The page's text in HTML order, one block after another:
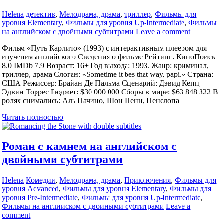
Helena детектив,Мелодрама, драма,триллер,Фильмы для
уровня Elementary,Фильмы для уровня Up-Intermediate,Фильмы
на английском с двойными субтитрами Leave a comment
Фильм «Путь Карлито» (1993) с интерактивным плеером для
изучения английского Сведения о фильме Рейтинг: КиноПоиск
8.0 IMDb 7.9 Возраст: 16+ Год выхода: 1993. Жанр: криминал,
триллер, драма Слоган: «Sometime it bes that way, papi.» Страна:
США Режиссер: Брайан Де Пальма Сценарий: Дэвид Кепп,
Эдвин Торрес Бюджет: $30 000 000 Сборы в мире: $63 848 322 В
ролях снимались: Аль Пачино, Шон Пенн, Пенелопа
Читать полностью
Роман с камнем на английском с
двойными субтитрами
Helena Комедии,Мелодрама, драма,Приключения,Фильмы для
уровня Advanced,Фильмы для уровня Elementary,Фильмы для
уровня Pre-Intermediate,Фильмы для уровня Up-Intermediate,
Фильмы на английском с двойными субтитрами Leave a
comment